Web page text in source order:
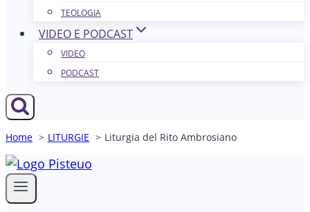
TEOLOGIA
VIDEO E PODCAST
VIDEO
PODCAST
Home LITURGIE Liturgia del Rito Ambrosiano